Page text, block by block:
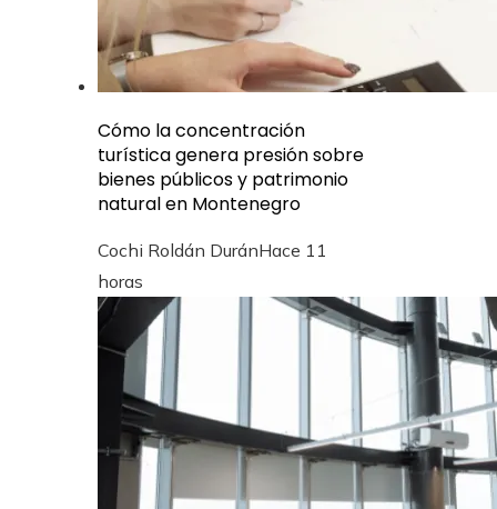
Cómo la concentración
turística genera presión sobre
bienes públicos y patrimonio
natural en Montenegro
Cochi Roldán DuránHace 11
horas